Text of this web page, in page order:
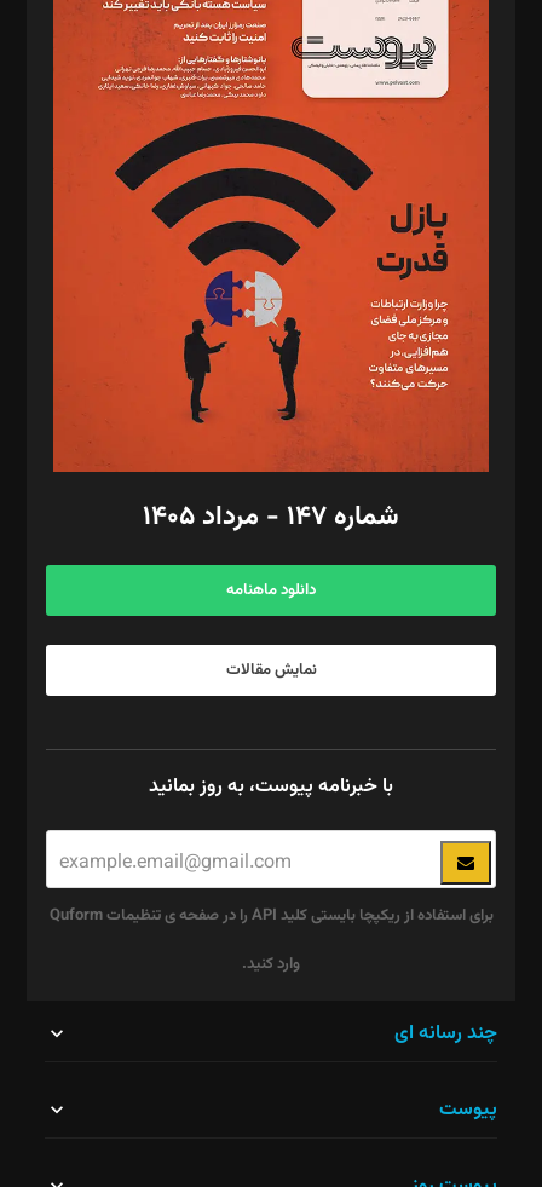
د‌بیر ناداستان: سمانه سمیع
د‌بیر خدمت و تجارت: ابوالفضل رجبی
د‌بیر حقوق فناوری: حسام‌الدین ایپکچی
د‌بیر پیوست جهان: مینا پاکدل
د‌بیر تحریریه آنلاین: بابک نقاش
تحریریه‌: مجتبی محمود‌ی، آرش برهمند، یسنا امان‌پور، سروش کرمیان،
مصطفی مسجدی آرانی، ابوالفضل رجبی، زهرا فکرانه، فائزه فتحی
رستمی،مصطفی باستان
ویرایش: نگار استاد‌‌آقا
طراح یونیفرم: مجید توکلی
فیلمبرداری و عکاسی: امیر شفیعی، مانی لطفی زاده
گرافیک و صفحه‌آرایی: سید‌سبحان‌علی ثابت
مد‌یر توسعه تجاری: کامبیز برید‌
امور مالی: شاپور رهبری، محمد‌ کاظمی‌نیا
آگهی و مشترکین: ۰۹۱۹۹۹۹۰۴۵۴
شماره ۱۴۷ - مرداد ۱۴۰۵
دانلود ماهنامه
نمایش مقالات
با خبرنامه پیوست، به روز بمانید
برای استفاده از ریکپچا بایستی کلید API را در صفحه ی تنظیمات Quform
وارد کنید.
نباید
چند رسانه ای
پیوست